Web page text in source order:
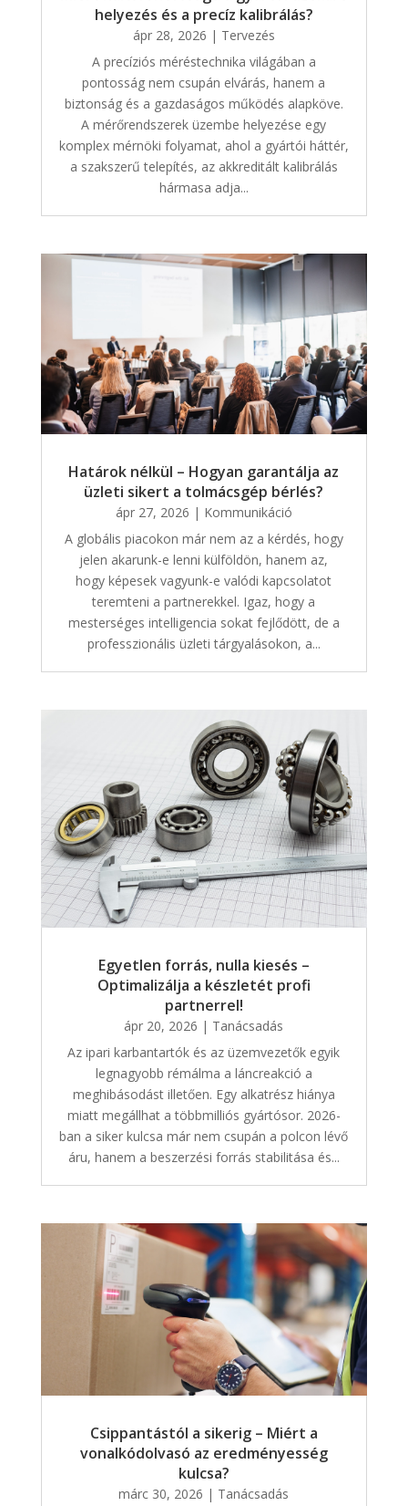
helyezés és a precíz kalibrálás?
ápr 28, 2026 | Tervezés
A precíziós méréstechnika világában a
pontosság nem csupán elvárás, hanem a
biztonság és a gazdaságos működés alapköve.
A mérőrendszerek üzembe helyezése egy
komplex mérnöki folyamat, ahol a gyártói háttér,
a szakszerű telepítés, az akkreditált kalibrálás
hármasa adja...
Határok nélkül – Hogyan garantálja az
üzleti sikert a tolmácsgép bérlés?
ápr 27, 2026 | Kommunikáció
A globális piacokon már nem az a kérdés, hogy
jelen akarunk-e lenni külföldön, hanem az,
hogy képesek vagyunk-e valódi kapcsolatot
teremteni a partnerekkel. Igaz, hogy a
mesterséges intelligencia sokat fejlődött, de a
professzionális üzleti tárgyalásokon, a...
Egyetlen forrás, nulla kiesés –
Optimalizálja a készletét profi
partnerrel!
ápr 20, 2026 | Tanácsadás
Az ipari karbantartók és az üzemvezetők egyik
legnagyobb rémálma a láncreakció a
meghibásodást illetően. Egy alkatrész hiánya
miatt megállhat a többmilliós gyártósor. 2026-
ban a siker kulcsa már nem csupán a polcon lévő
áru, hanem a beszerzési forrás stabilitása és...
Csippantástól a sikerig – Miért a
vonalkódolvasó az eredményesség
kulcsa?
márc 30, 2026 | Tanácsadás